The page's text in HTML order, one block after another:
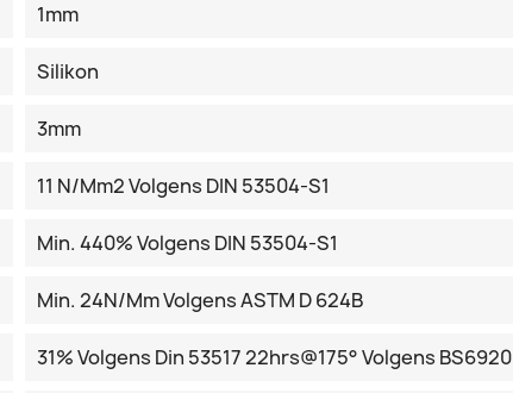
1mm
Silikon
3mm
11 N/mm2 Volgens DIN 53504-S1
Min. 440% Volgens DIN 53504-S1
Min. 24N/mm Volgens ASTM D 624B
31% Volgens Din 53517 22hrs@175° Volgens BS6920